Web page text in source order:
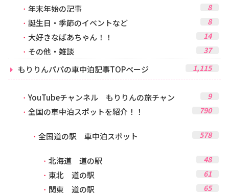
年末年始の記事 8
誕生日・季節のイベントなど 8
大好きなばあちゃん！！ 14
その他・雑談 37
もりりんパパの車中泊記事TOPページ 1,115
YouTubeチャンネル もりりんの旅チャン 9
全国の車中泊スポットを紹介！！ 790
全国道の駅 車中泊スポット 578
北海道 道の駅 48
東北 道の駅 61
関東 道の駅 65